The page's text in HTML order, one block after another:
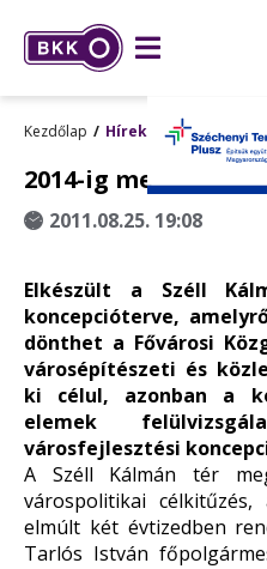
Kezdőlap Hírek
2014-ig
2011.08.25. 19:08
Elkészült a Széll
koncepcióterve,
dönthet a Fővárosi
városépítészeti és
ki célul, azonban a
elemek
városfejlesztési
A Széll Kálmán tér
várospolitikai
elmúlt két évtizedben
Tarlós István